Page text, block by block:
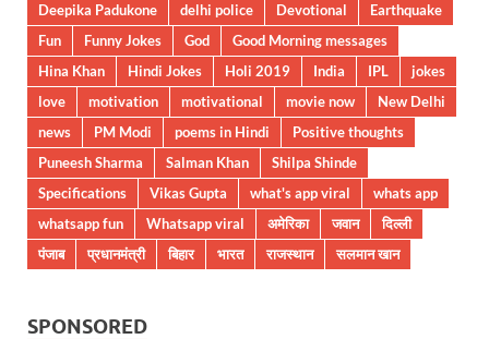
Deepika Padukone
delhi police Devotional
Earthquake
Fun
Funny Jokes God
Good Morning messages
Hina Khan
Hindi Jokes Holi 2019 India IPL
jokes
love
motivation motivational movie now
New Delhi
news
PM Modi poems in Hindi
Positive thoughts
Puneesh Sharma
Salman Khan
Shilpa Shinde
Specifications
Vikas Gupta what's app viral
whats app
whatsapp fun
Whatsapp viral अमेरिका जवान
दिल्ली
पंजाब
प्रधानमंत्री बिहार भारत राजस्थान सलमान खान
SPONSORED